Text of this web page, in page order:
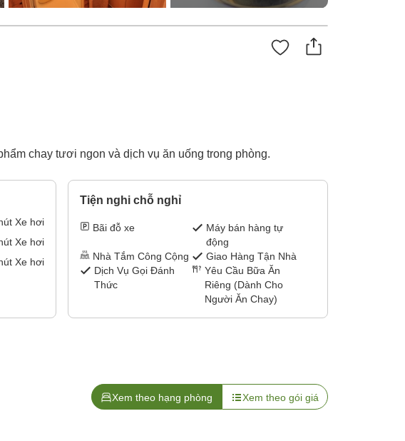
chay tươi ngon và dịch vụ ăn uống trong phòng.
Xe hơi
Xe hơi
Xe hơi
Tiện nghi chỗ nghỉ
Bãi đỗ xe
Máy bán hàng tự
động
Nhà Tắm Công Cộng
Giao Hàng Tận Nhà
Dịch Vụ Gọi Đánh
Thức
Yêu Cầu Bữa Ăn
Riêng (Dành Cho
Người Ăn Chay)
Xem theo hạng phòng Xem theo gói giá